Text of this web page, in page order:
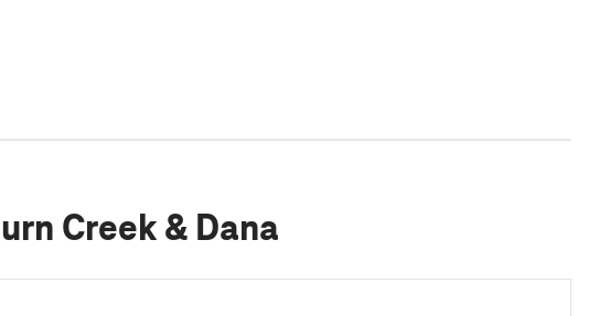
Creek & Dana